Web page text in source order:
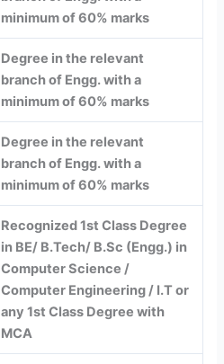
minimum of 60% marks
Degree in the relevant
branch of Engg. with a
minimum of 60% marks
Degree in the relevant
branch of Engg. with a
minimum of 60% marks
Recognized 1st Class Degree
in BE/ B.Tech/ B.Sc (Engg.) in
Computer Science /
Computer Engineering / I.T or
any 1st Class Degree with
MCA